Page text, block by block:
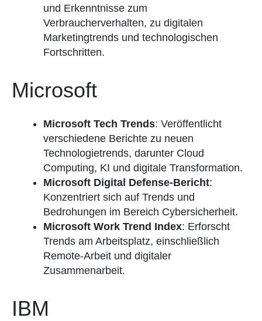
und Erkenntnisse zum
Verbraucherverhalten, zu digitalen
Marketingtrends und technologischen
Fortschritten.
Microsoft
Microsoft Tech Trends: Veröffentlicht
verschiedene Berichte zu neuen
Technologietrends, darunter Cloud
Computing, KI und digitale Transformation.
Microsoft Digital Defense-Bericht:
Konzentriert sich auf Trends und
Bedrohungen im Bereich Cybersicherheit.
Microsoft Work Trend Index: Erforscht
Trends am Arbeitsplatz, einschließlich
Remote-Arbeit und digitaler
Zusammenarbeit.
IBM